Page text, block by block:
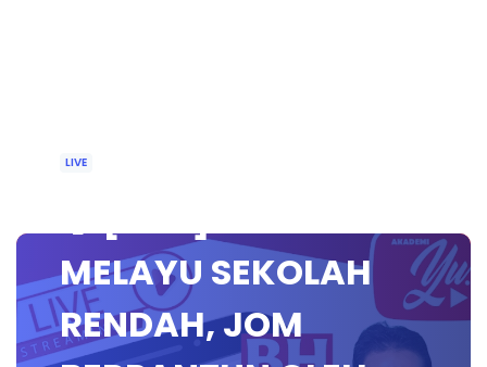
LIVE
🔴 [LIVE] BAHASA
MELAYU SEKOLAH
RENDAH, JOM